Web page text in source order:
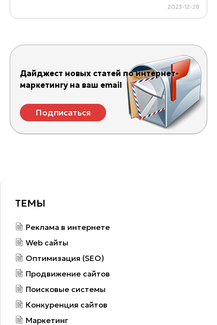
2023-12-28
Дайджест новых статей по интернет-
маркетингу на ваш email
Подписаться
ТЕМЫ
Реклама в интернете
Web сайты
Оптимизация (SEO)
Продвижение сайтов
Поисковые системы
Конкуренция сайтов
Маркетинг